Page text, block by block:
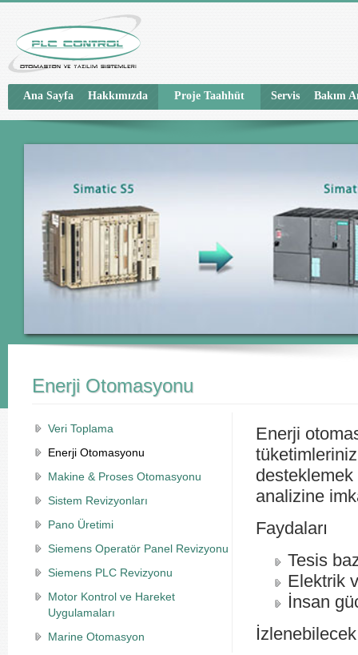
Ana Sayfa Hakkımızda Proje Taahhüt Servis Bakım
Enerji Otomasyonu
Veri Toplama
Enerji Otomasyonu
Makine & Proses Otomasyonu
Sistem Revizyonları
Pano Üretimi
Siemens Operatör Panel Revizyonu
Siemens PLC Revizyonu
Motor Kontrol ve Hareket
Uygulamaları
Marine Otomasyon
Enerji
analizine
Faydaları
Tesis
Elektrik
İnsan